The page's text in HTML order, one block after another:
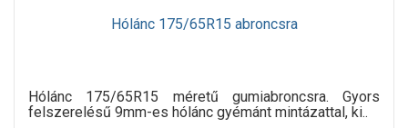
Hólánc 175/65R15 abroncsra
Hólánc 175/65R15 méretű gumiabroncsra. Gyors
felszerelésű 9mm-es hólánc gyémánt mintázattal, ki..